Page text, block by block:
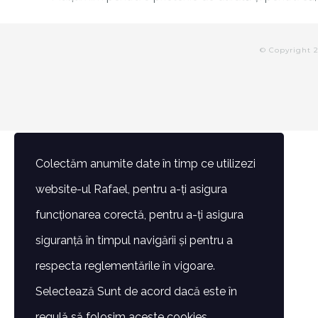
© Copyright
Colectăm anumite date în timp ce utilizezi
website-ul Rafael, pentru a-ți asigura
funcționarea corectă, pentru a-ți asigura
siguranță în timpul navigării și pentru a
respecta reglementările în vigoare.
Selectează Sunt de acord dacă este în